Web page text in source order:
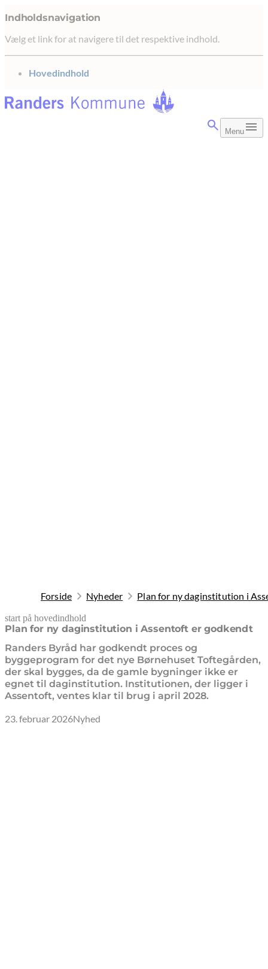
Indholdsnavigation
Vælg et link for at navigere til det respektive indhold.
gå til
Hovedindhold
Menu
Forside Nyheder Plan for ny daginstitution i
start på hovedindhold
Plan for ny daginstitution i Assentoft er godkendt
Randers Byråd har godkendt proces og
byggeprogram for det nye Børnehuset Toftegården,
der skal bygges, da de gamle bygninger ikke er
egnet til daginstitution. Institutionen, der ligger i
Assentoft, ventes klar til brug i april 2028.
23. februar 2026Nyhed
senest opdateret 23. marts 2026